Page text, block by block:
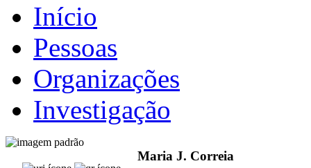
Início
Pessoas
Organizações
Investigação
Maria J. Correia